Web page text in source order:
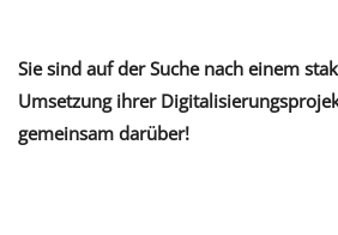
Sie sind auf der Suche nach einem
Umsetzung ihrer
gemeinsam darüber!